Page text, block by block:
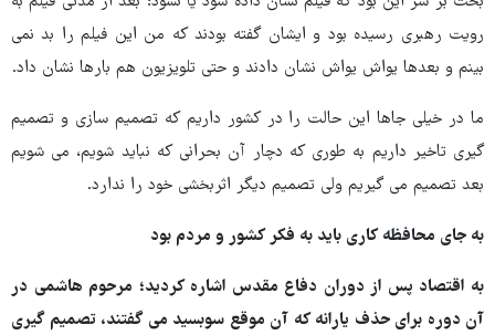
رویت رهبری رسیده بود و ایشان گفته بودند که من این فیلم را بد نمی
بینم و بعدها یواش یواش نشان دادند و حتی تلویزیون هم بارها نشان داد.
ما در خیلی جاها این حالت را در کشور داریم که تصمیم سازی و تصمیم
گیری تاخیر داریم به طوری که دچار آن بحرانی که نباید شویم، می شویم
بعد تصمیم می گیریم ولی تصمیم دیگر اثربخشی خود را ندارد.
به جای محافظه کاری باید به فکر کشور و مردم بود
به اقتصاد پس از دوران دفاع مقدس اشاره کردید؛ مرحوم هاشمی در
آن دوره برای حذف یارانه که آن موقع سوبسید می گفتند، تصمیم گیری